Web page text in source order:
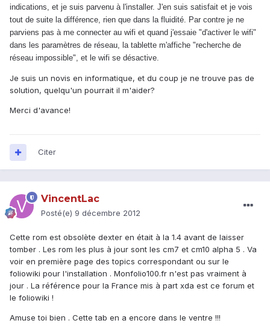
indications, et je suis parvenu à l'installer. J'en suis satisfait et je vois
tout de suite la différence, rien que dans la fluidité. Par contre je ne
parviens pas à me connecter au wifi et quand j'essaie "d'activer le wifi"
dans les paramètres de réseau, la tablette m'affiche "recherche de
réseau impossible", et le wifi se désactive.
Je suis un novis en informatique, et du coup je ne trouve pas de
solution, quelqu'un pourrait il m'aider?
Merci d'avance!
Citer
VincentLac
Posté(e) 9 décembre 2012
Cette rom est obsolète dexter en était à la 1.4 avant de laisser
tomber . Les rom les plus à jour sont les cm7 et cm10 alpha 5 . Va
voir en première page des topics correspondant ou sur le
foliowiki pour l'installation . Monfolio100.fr n'est pas vraiment à
jour . La référence pour la France mis à part xda est ce forum et
le foliowiki !
Amuse toi bien . Cette tab en a encore dans le ventre !!!